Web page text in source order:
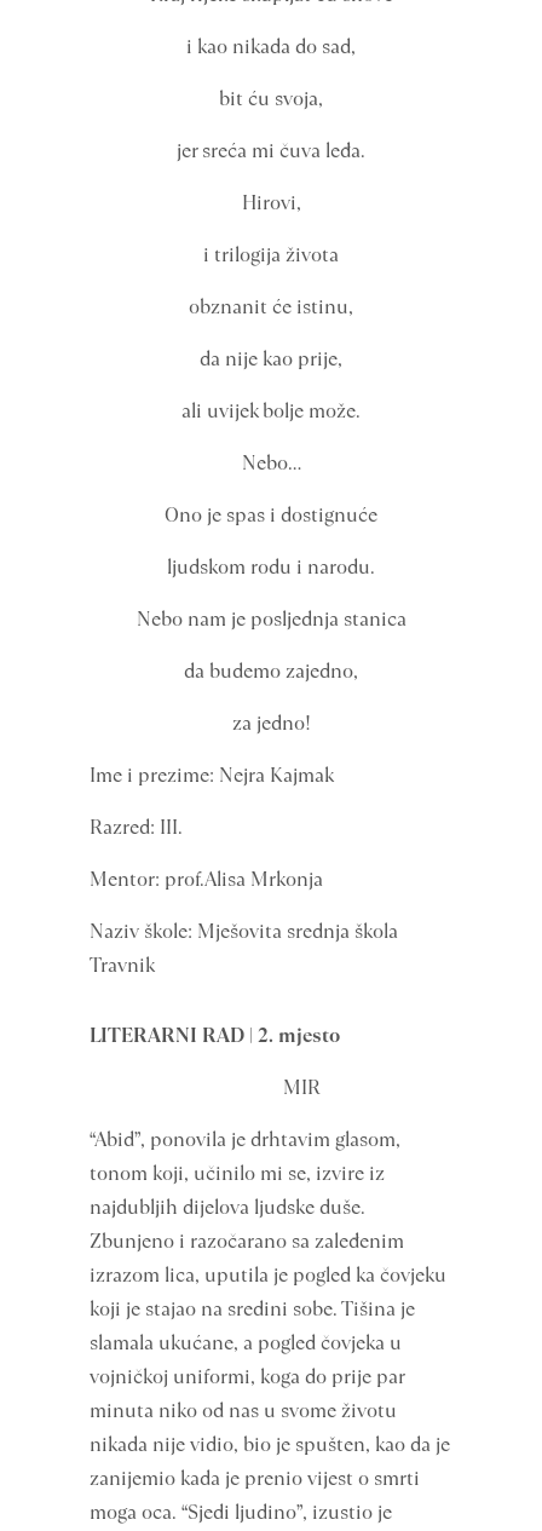
i kao nikada do sad,
bit ću svoja,
jer sreća mi čuva leđa.
Hirovi,
i trilogija života
obznanit će istinu,
da nije kao prije,
ali uvijek bolje može.
Nebo…
Ono je spas i dostignuće
ljudskom rodu i narodu.
Nebo nam je posljednja stanica
da budemo zajedno,
za jedno!
Ime i prezime: Nejra Kajmak
Razred: III.
Mentor: prof.Alisa Mrkonja
Naziv škole: Mješovita srednja škola
Travnik
LITERARNI RAD | 2. mjesto
MIR
“Abid”, ponovila je drhtavim glasom,
tonom koji, učinilo mi se, izvire iz
najdubljih dijelova ljudske duše.
Zbunjeno i razočarano sa zaleđenim
izrazom lica, uputila je pogled ka čovjeku
koji je stajao na sredini sobe. Tišina je
slamala ukućane, a pogled čovjeka u
vojničkoj uniformi, koga do prije par
minuta niko od nas u svome životu
nikada nije vidio, bio je spušten, kao da je
zanijemio kada je prenio vijest o smrti
moga oca. “Sjedi ljudino”, izustio je